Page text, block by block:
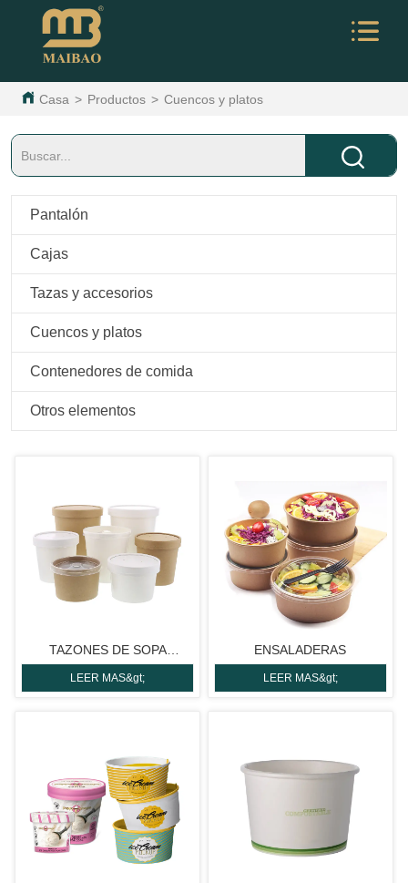
Casa > Productos > Cuencos y platos
Pantalón
Cajas
Tazas y accesorios
Cuencos y platos
Contenedores de comida
Otros elementos
TAZONES DE SOPA
CALIENTE
LEER MAS&gt;
ENSALADERAS
LEER MAS&gt;